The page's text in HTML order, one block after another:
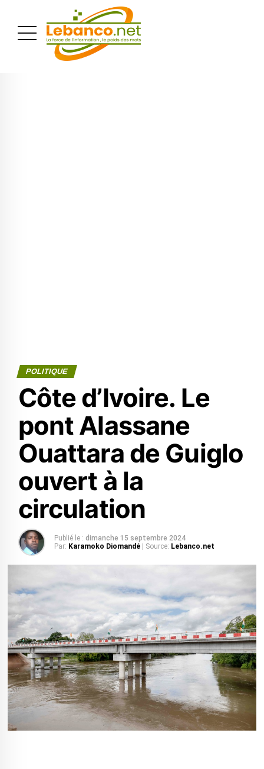
POLITIQUE
Côte d’Ivoire. Le
pont Alassane
Ouattara de Guiglo
ouvert à la
circulation
Publié le : dimanche 15 septembre 2024
Par: Karamoko Diomandé | Source: Lebanco.net